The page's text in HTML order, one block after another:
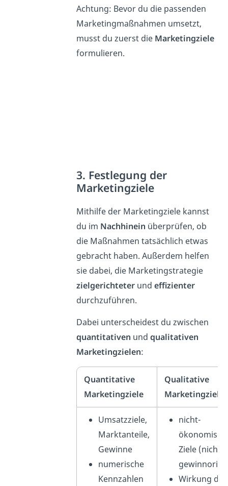
Achtung: Bevor du die passenden
Marketingmaßnahmen umsetzt,
musst du zuerst die Marketingziele
formulieren.
3. Festlegung der
Marketingziele
Mithilfe der Marketingziele kannst
du im Nachhinein überprüfen, ob
die Maßnahmen tatsächlich etwas
gebracht haben. Außerdem helfen
sie dabei, die Marketingstrategie
zielgerichteterund effizienter
durchzuführen.
Dabei unterscheidest du zwischen
quantitativen und qualitativen
Marketingzielen:
Quantitative
Marketingziele
Qualitative
Marketingziele
Umsatzziele,
Marktanteile,
Gewinne
numerische
Kennzahlen
nicht-
Ziele (nicht
Wirkung des